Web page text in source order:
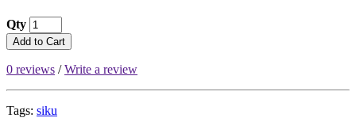
Qty
Add to Cart
0 reviews /Write a review
Tags: siku